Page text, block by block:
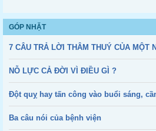
GÓP NHẶT
7 CÂU TRẢ LỜI THÂM THUÝ CỦA MỘT
NỖ LỰC CẢ ĐỜI VÌ ĐIỀU GÌ ?
Đột quỵ hay tấn công vào buổi sáng,
Ba câu nói của bệnh viện